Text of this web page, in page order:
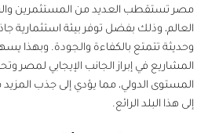
مصر تستقطب العديد من المستثمرين
العالم، وذلك بفضل توفر بيئة استثمارية
وحديثة تتمتع بالكفاءة والجودة. وبهذا يسهم
المشاريع في إبراز الجانب الإيجابي لمصر
المستوى الدولي، مما يؤدي إلى جذب المزيد من
إلى هذا البلد الرائع.